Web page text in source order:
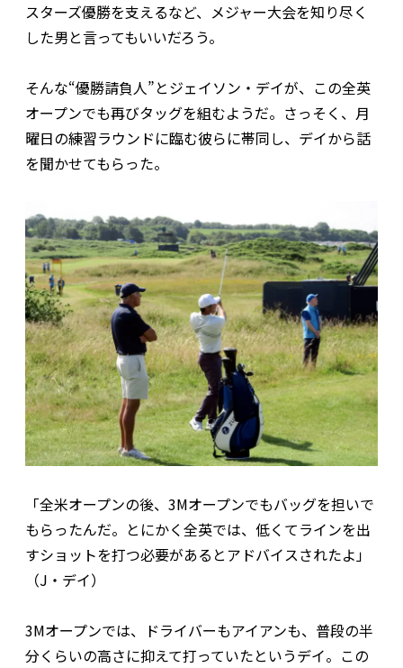
スターズ優勝を支えるなど、メジャー大会を知り尽く
した男と言ってもいいだろう。
そんな“優勝請負人”とジェイソン・デイが、この全英
オープンでも再びタッグを組むようだ。さっそく、月
曜日の練習ラウンドに臨む彼らに帯同し、デイから話
を聞かせてもらった。
「全米オープンの後、3Mオープンでもバッグを担いで
もらったんだ。とにかく全英では、低くてラインを出
すショットを打つ必要があるとアドバイスされたよ」
（J・デイ）
3Mオープンでは、ドライバーもアイアンも、普段の半
分くらいの高さに抑えて打っていたというデイ。この